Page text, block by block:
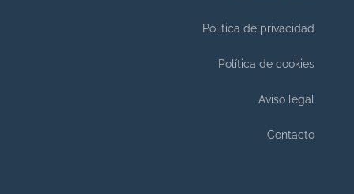
Política de privacidad
Política de cookies
Aviso legal
Contacto